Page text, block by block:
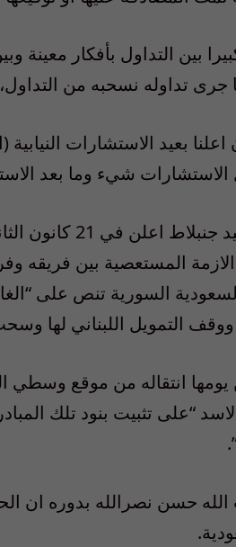
بين التداول بأفكار معينة
تداوله نسحبه من
بعيد الاستشارات
الاستشارات شيء وما بعد
وكان الزعيم
المستعصية بين فريقه
السورية تنص على
التمويل اللبناني لها
انتقاله من موقع وسطي
“على تثبيت بنود تلك
الله حسن نصرالله بدوره ان